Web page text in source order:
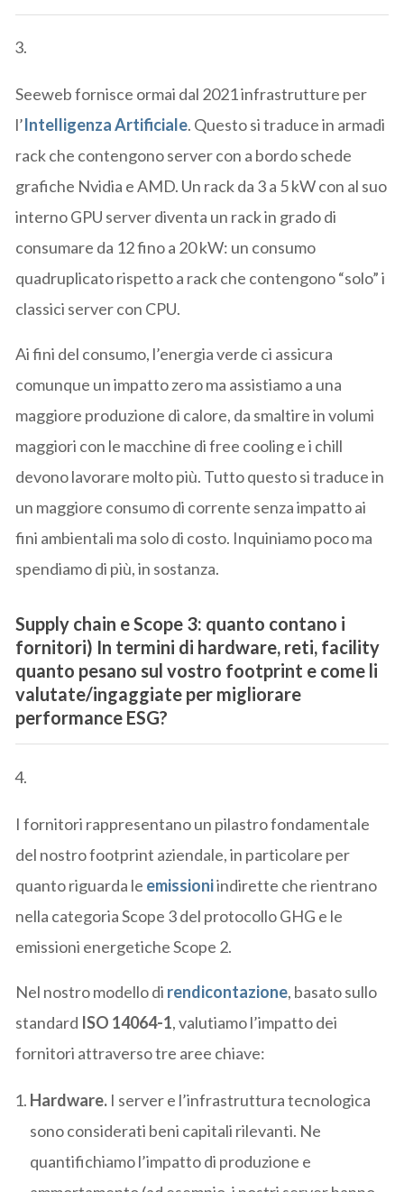
Seeweb fornisce ormai dal 2021 infrastrutture per
l’Intelligenza Artificiale. Questo si traduce in armadi
rack che contengono server con a bordo schede
grafiche Nvidia e AMD. Un rack da 3 a 5 kW con al suo
interno GPU server diventa un rack in grado di
consumare da 12 fino a 20 kW: un consumo
quadruplicato rispetto a rack che contengono “solo” i
classici server con CPU.
Ai fini del consumo, l’energia verde ci assicura
comunque un impatto zero ma assistiamo a una
maggiore produzione di calore, da smaltire in volumi
maggiori con le macchine di free cooling e i chill
devono lavorare molto più. Tutto questo si traduce in
un maggiore consumo di corrente senza impatto ai
fini ambientali ma solo di costo. Inquiniamo poco ma
spendiamo di più, in sostanza.
Supply chain e Scope 3: quanto contano i
fornitori) In termini di hardware, reti, facility
quanto pesano sul vostro footprint e come li
valutate/ingaggiate per migliorare
performance ESG?
I fornitori rappresentano un pilastro fondamentale
del nostro footprint aziendale, in particolare per
quanto riguarda le emissioniindirette che rientrano
nella categoria Scope 3 del protocollo GHG e le
emissioni energetiche Scope 2.
Nel nostro modello di rendicontazione, basato sullo
standard ISO 14064-1, valutiamo l’impatto dei
fornitori attraverso tre aree chiave:
Hardware. I server e l’infrastruttura tecnologica
sono considerati beni capitali rilevanti. Ne
quantifichiamo l’impatto di produzione e